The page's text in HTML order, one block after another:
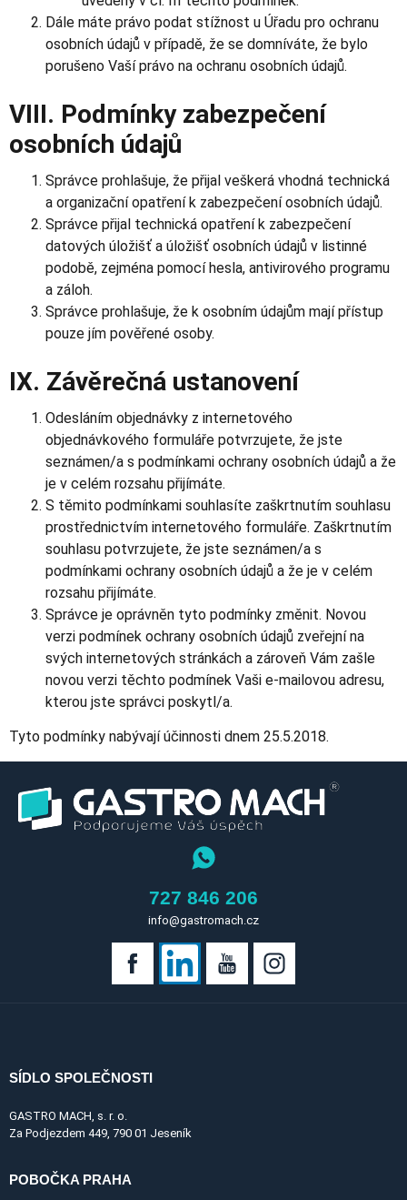
Dále máte právo podat stížnost u Úřadu pro ochranu
osobních údajů v případě, že se domníváte, že bylo
porušeno Vaší právo na ochranu osobních údajů.
VIII. Podmínky zabezpečení
osobních údajů
Správce prohlašuje, že přijal veškerá vhodná technická
a organizační opatření k zabezpečení osobních údajů.
Správce přijal technická opatření k zabezpečení
datových úložišť a úložišť osobních údajů v listinné
podobě, zejména pomocí hesla, antivirového programu
a záloh.
Správce prohlašuje, že k osobním údajům mají přístup
pouze jím pověřené osoby.
IX. Závěrečná ustanovení
Odesláním objednávky z internetového
objednávkového formuláře potvrzujete, že jste
seznámen/a s podmínkami ochrany osobních údajů a že
je v celém rozsahu přijímáte.
S těmito podmínkami souhlasíte zaškrtnutím souhlasu
prostřednictvím internetového formuláře. Zaškrtnutím
souhlasu potvrzujete, že jste seznámen/a s
podmínkami ochrany osobních údajů a že je v celém
rozsahu přijímáte.
Správce je oprávněn tyto podmínky změnit. Novou
verzi podmínek ochrany osobních údajů zveřejní na
svých internetových stránkách a zároveň Vám zašle
novou verzi těchto podmínek Vaši e-mailovou adresu,
kterou jste správci poskytl/a.
Tyto podmínky nabývají účinnosti dnem 25.5.2018.
727 846 206
info@gastromach.cz
SÍDLO SPOLEČNOSTI
GASTRO MACH, s. r. o.
Za Podjezdem 449, 790 01 Jeseník
POBOČKA PRAHA